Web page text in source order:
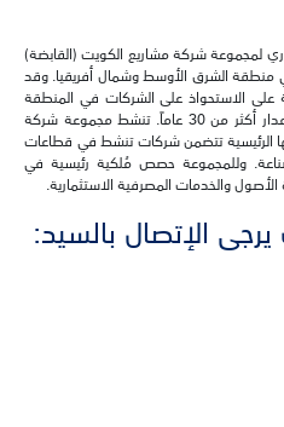
لمجموعة شركة مشاريع الكويت (القابضة)
منطقة الشرق الأوسط وشمال أفريقيا. وقد
على الاستحواذ على الشركات في المنطقة
وتطويرها وتوسعة نطاقها وبيعها على مدار أكثر من 30 عاماً. تنشط مجموعة شركة
الرئيسية تتضمن شركات تنشط في قطاعات
وللمجموعة حصص مُلكية رئيسية في
والخدمات المصرفية الاستثمارية.
الإتصال بالسيد: